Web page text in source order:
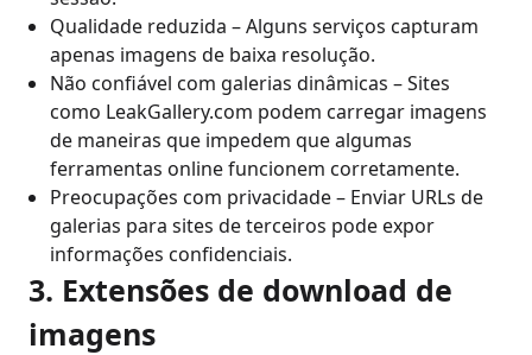
Qualidade reduzida – Alguns serviços capturam
apenas imagens de baixa resolução.
Não confiável com galerias dinâmicas – Sites
como LeakGallery.com podem carregar imagens
de maneiras que impedem que algumas
ferramentas online funcionem corretamente.
Preocupações com privacidade – Enviar URLs de
galerias para sites de terceiros pode expor
informações confidenciais.
3. Extensões de download de
imagens